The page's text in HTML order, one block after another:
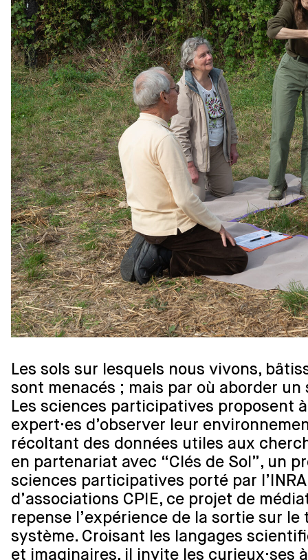
Les sols sur lesquels nous vivons,
sont menacés ; mais par où aborder un
Les sciences participatives proposent
expert·es d’observer leur
récoltant des données utiles aux
en partenariat avec “Clés de Sol”, un
sciences participatives porté par
d’associations CPIE, ce projet de
repense l’expérience de la sortie sur
système. Croisant les langages
et imaginaires, il invite les curieux·ses